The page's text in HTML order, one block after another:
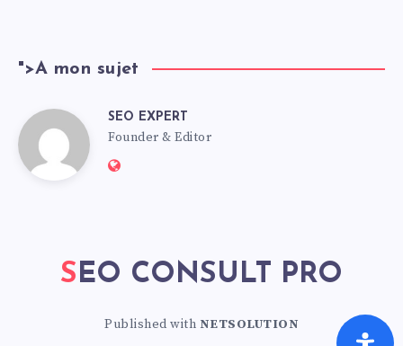
">A mon sujet
SEO EXPERT
Founder & Editor
SEO CONSULT PRO
Published with NETSOLUTION